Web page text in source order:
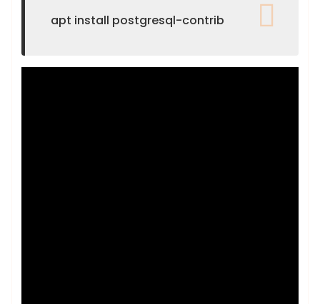
apt install postgresql-contrib